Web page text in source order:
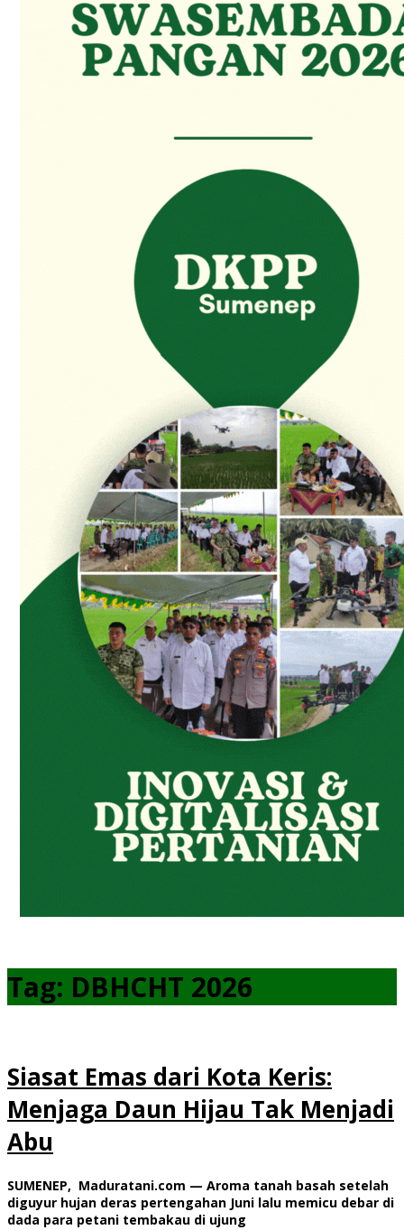
Tag: DBHCHT 2026
Siasat Emas dari Kota Keris:
Menjaga Daun Hijau Tak Menjadi
Abu
SUMENEP, Maduratani.com — Aroma tanah basah setelah
diguyur hujan deras pertengahan Juni lalu memicu debar di
dada para petani tembakau di ujung